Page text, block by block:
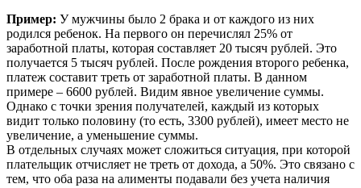
Пример: У мужчины было 2 брака и от каждого из них
родился ребенок. На первого он перечислял 25% от
заработной платы, которая составляет 20 тысяч рублей. Это
получается 5 тысяч рублей. После рождения второго ребенка,
платеж составит треть от заработной платы. В данном
примере – 6600 рублей. Видим явное увеличение суммы.
Однако с точки зрения получателей, каждый из которых
видит только половину (то есть, 3300 рублей), имеет место не
увеличение, а уменьшение суммы.
В отдельных случаях может сложиться ситуация, при которой
плательщик отчисляет не треть от дохода, а 50%. Это связано с
тем, что оба раза на алименты подавали без учета наличия